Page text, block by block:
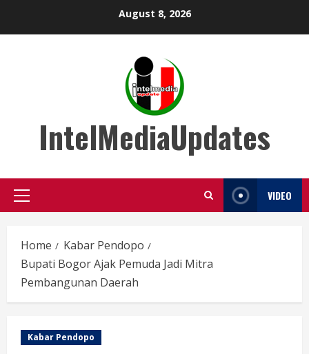
August 8, 2026
IntelMediaUpdates
Primary
VIDEO
Home
Kabar Pendopo
Bupati Bogor Ajak Pemuda Jadi Mitra
Pembangunan Daerah
Kabar Pendopo